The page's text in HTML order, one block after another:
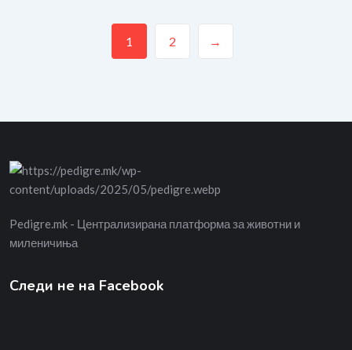
1 2 →
Pedigre.mk - Централизирана платформа за животни и
миленичиња
Следи не на Facebook